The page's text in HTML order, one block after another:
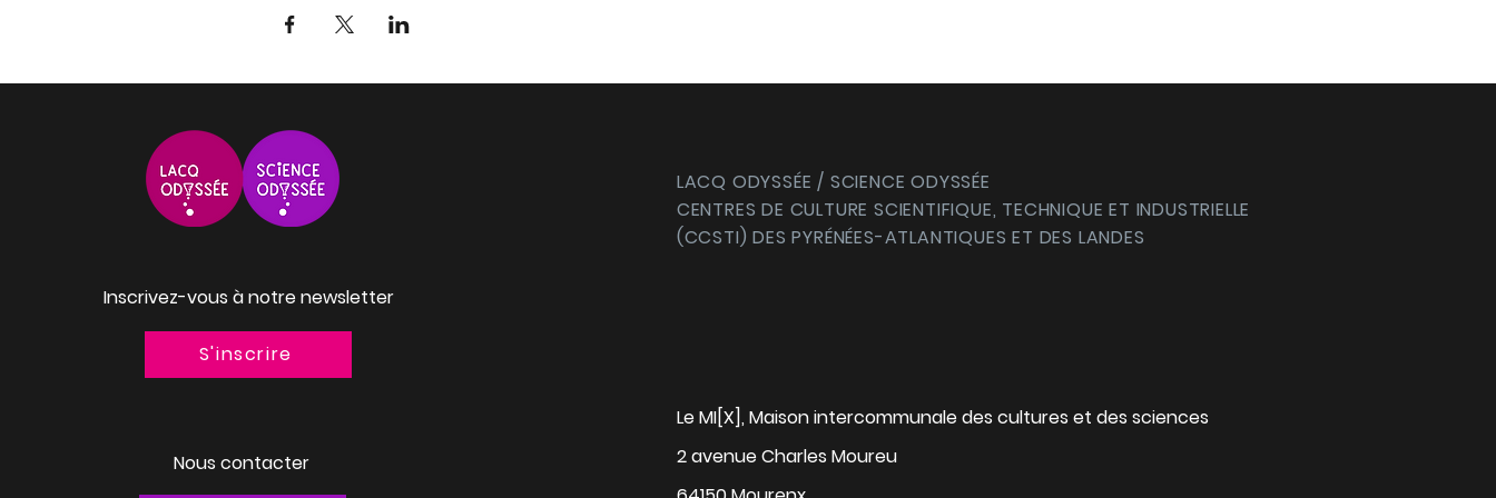
Inscrivez-vous à notre newsletter
S'inscrire
Nous contacter
LACQ ODYSSÉE / SCIENCE ODYSSÉE
CENTRES DE CULTURE SCIENTIFIQUE, TECHNIQUE ET INDUSTRIELLE
(CCSTI) DES PYRÉNÉES-ATLANTIQUES ET DES LANDES
Le MI[X], Maison intercommunale des cultures et des sciences
2 avenue Charles Moureu